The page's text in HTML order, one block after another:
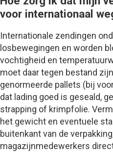
voor internationaal
Internationale zendingen
losbewegingen en worden
vochtigheid en
moet daar tegen bestand
genormeerde pallets (bij
dat lading goed is geseald,
strapping of krimpfolie.
het gewicht en eventuele
buitenkant van de
magazijnmedewerkers